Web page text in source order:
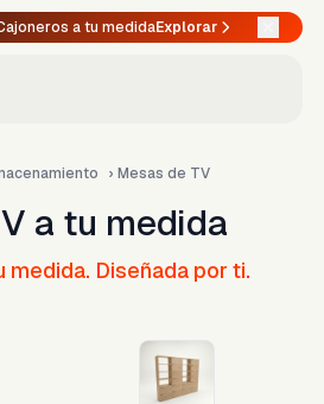
a tu medidaExplorar
› Mesas de TV
a tu medida
medida. Diseñada por ti.